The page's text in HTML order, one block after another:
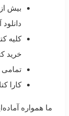
بیش از
کلیه
خرید
تمامی
کارا
ما همواره